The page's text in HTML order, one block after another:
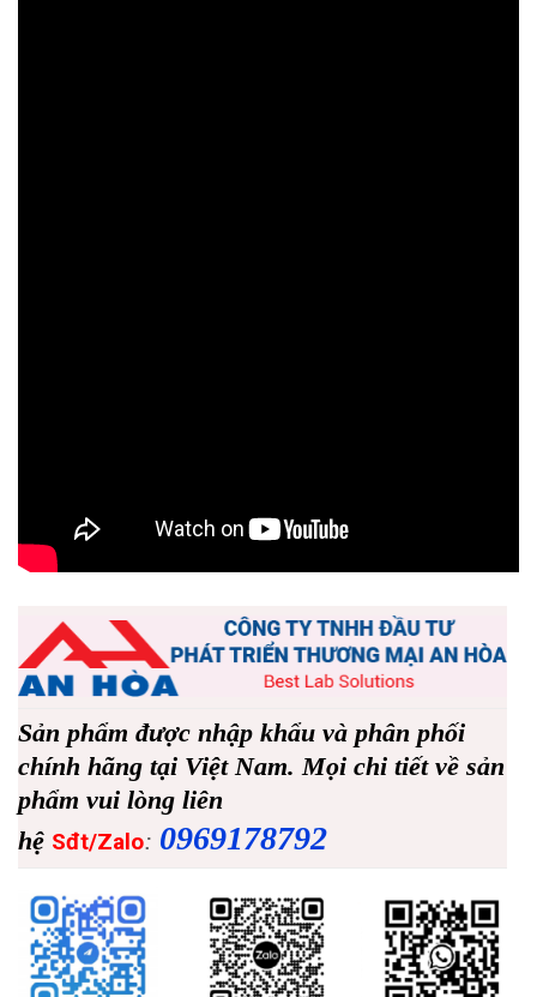
Sản phẩm được nhập khẩu và phân phối
chính hãng tại Việt Nam. Mọi chi tiết về sản
phẩm vui lòng liên
hệ Sđt/Zalo: 0969178792